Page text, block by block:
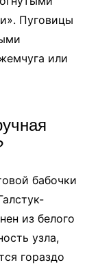
Пуговицы
или
бабочки
из белого
узла,
гораздо